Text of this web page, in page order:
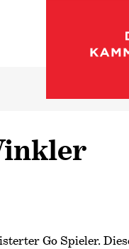
Go Spieler.